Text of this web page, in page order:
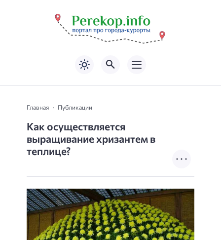
Главная Публикации
Как осуществляется
выращивание хризантем в
теплице?